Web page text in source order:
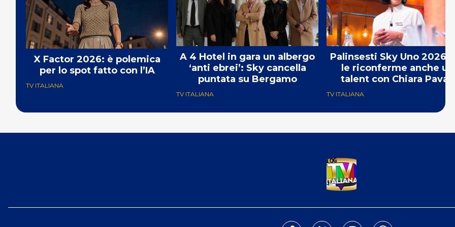
X Factor 2026: è polemica
per lo spot fatto con l’IA
TV ITALIANA
A 4 Hotel in gara un albergo
‘anti ebrei’: Sky cancella
puntata su Bergamo
TV ITALIANA
Palinsesti Sky Uno 2026:
le riconferme anche un
talent con Chiara Pavan
TV ITALIANA